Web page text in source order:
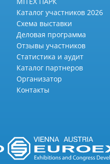
Каталог участников 2026
Схема выставки
Деловая программа
Отзывы участников
Статистика и аудит
Каталог партнеров
Организатор
Контакты